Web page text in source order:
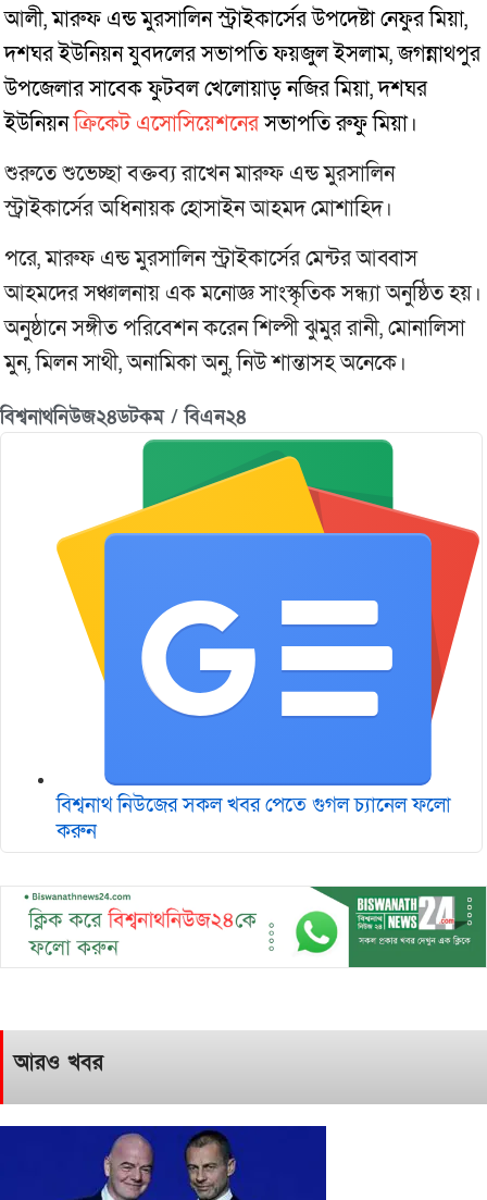
আলী, মারুফ এন্ড মুরসালিন স্ট্রাইকার্সের উপদেষ্টা নেফুর মিয়া,
দশঘর ইউনিয়ন যুবদলের সভাপতি ফয়জুল ইসলাম, জগন্নাথপুর
উপজেলার সাবেক ফুটবল খেলোয়াড় নজির মিয়া, দশঘর
ইউনিয়নক্রিকেট এসোসিয়েশনেরসভাপতি রুফু মিয়া।
শুরুতে শুভেচ্ছা বক্তব্য রাখেন মারুফ এন্ড মুরসালিন
স্ট্রাইকার্সের অধিনায়ক হোসাইন আহমদ মোশাহিদ।
পরে, মারুফ এন্ড মুরসালিন স্ট্রাইকার্সের মেন্টর আব্বাস
আহমদের সঞ্চালনায় এক মনোজ্ঞ সাংস্কৃতিক সন্ধ্যা অনুষ্ঠিত হয়।
অনুষ্ঠানে সঙ্গীত পরিবেশন করেন শিল্পী ঝুমুর রানী, মোনালিসা
মুন, মিলন সাথী, অনামিকা অনু, নিউ শান্তাসহ অনেকে।
বিশ্বনাথনিউজ২৪ডটকম / বিএন২৪
বিশ্বনাথ নিউজের সকল খবর পেতে গুগল চ‌্যানেল ফলো
করুন
আরও খবর